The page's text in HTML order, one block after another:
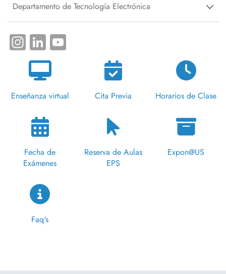
Departamento de Tecnología Electrónica
Instagram
LinkedIn
Enseñanza virtual Cita Previa Horarios de Clase
Fecha de
Exámenes
Reserva de Aulas
EPS
Expon@US
Faq's